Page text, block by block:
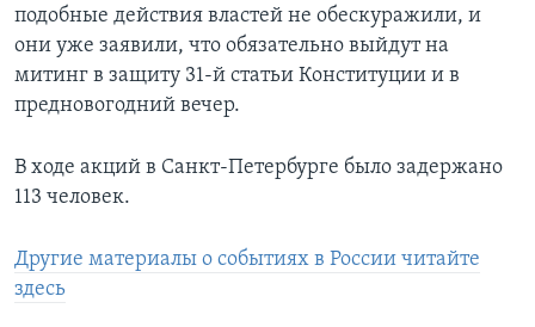
подобные действия властей не обескуражили, и
они уже заявили, что обязательно выйдут на
митинг в защиту 31-й статьи Конституции и в
предновогодний вечер.
В ходе акций в Санкт-Петербурге было задержано
113 человек.
Другие материалы о событиях в России читайте
здесь